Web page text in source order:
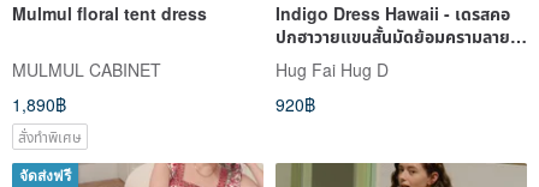
Mulmul floral tent dress
MULMUL CABINET
1,890฿
สั่งทำพิเศษ
Indigo Dress Hawaii - เดรสคอ
ปกฮาวายแขนสั้นมัดย้อมครามลาย
เส้นล่าง
Hug Fai Hug D
920฿
จัดส่งฟรี